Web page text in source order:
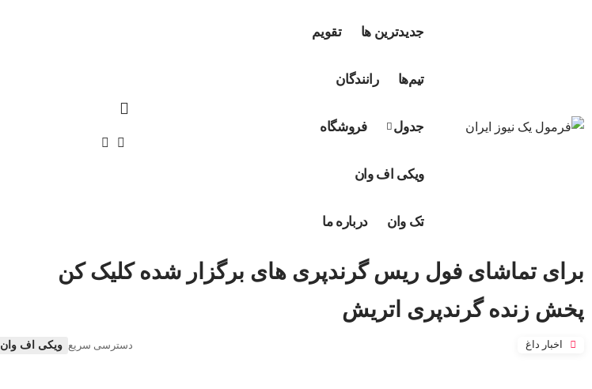
جدیدترین ها تقویم
تیم‌ها رانندگان
جدول فروشگاه
ویکی اف وان
تک وان درباره ما
برای تماشای فول ریس گرندپری های برگزار شده کلیک کن
پخش زنده گرندپری اتریش
اخبار داغ دسترسی سریع ویکی اف وان